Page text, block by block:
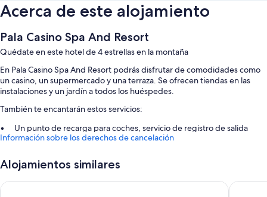
Acerca de este alojamiento
Pala Casino Spa And Resort
Quédate en este hotel de 4 estrellas en la montaña
En Pala Casino Spa And Resort podrás disfrutar de comodidades como
un casino, un supermercado y una terraza. Se ofrecen tiendas en las
instalaciones y un jardín a todos los huéspedes.
También te encantarán estos servicios:
Un punto de recarga para coches, servicio de registro de salida
exprés y un ascensor
recuerdos
Personal multilingüe, una máquina expendedora y consigna de
Información sobre los derechos de cancelación
Alojamientos similares
Hyatt Vacation Club at The Welk, San Diego Area Best